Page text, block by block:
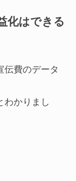
化はできる
伝費のデータ
わかりまし